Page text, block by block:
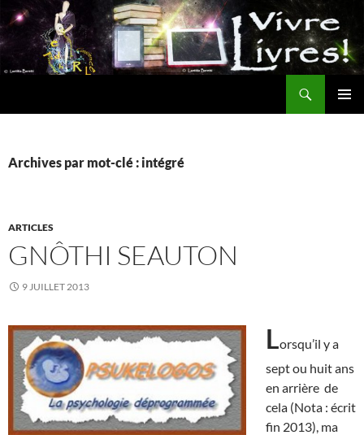
Aller
au
contenu
Archives par mot-clé : intégré
ARTICLES
GNÔTHI SEAUTON
9 JUILLET 2013
Lorsqu’il y a
sept ou huit ans
en arrière de
cela (Nota : écrit
fin 2013), ma